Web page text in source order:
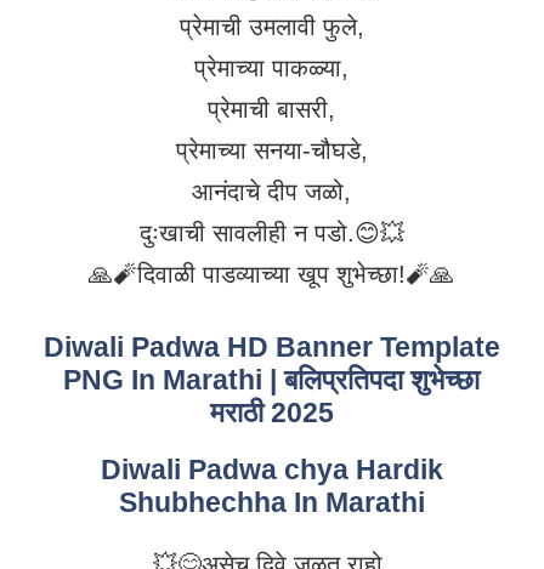
प्रेमाची उमलावी फुले,
प्रेमाच्या पाकळ्या,
प्रेमाची बासरी,
प्रेमाच्या सनया-चौघडे,
आनंदाचे दीप जळो,
दुःखाची सावलीही न पडो.😊💥
🙏🧨दिवाळी पाडव्याच्या खूप शुभेच्छा!🧨🙏
Diwali Padwa HD Banner Template
PNG In Marathi | बलिप्रतिपदा शुभेच्छा
मराठी 2025
Diwali Padwa chya Hardik
Shubhechha In Marathi